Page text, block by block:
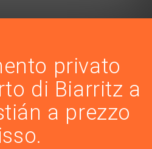
privato
di Biarritz a
a prezzo